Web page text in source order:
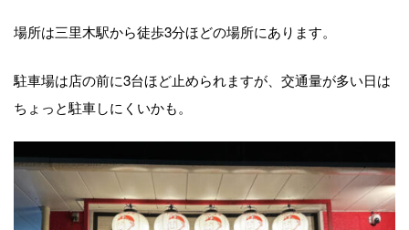
場所は三里木駅から徒歩3分ほどの場所にあります。
駐車場は店の前に3台ほど止められますが、交通量が多い日は
ちょっと駐車しにくいかも。